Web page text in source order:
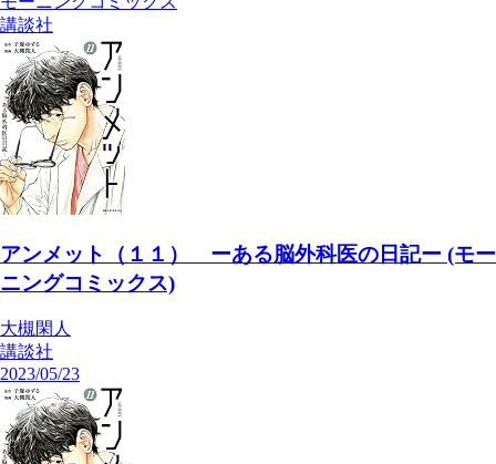
講談社
アンメット（１１） ーある脳外科医の日記ー (モー
ニングコミックス)
大槻閑人
講談社
2023/05/23